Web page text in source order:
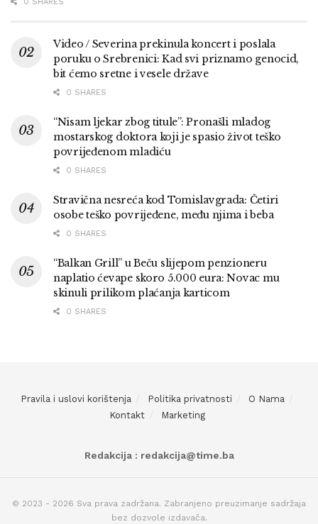
Video / Severina prekinula koncert i poslala
poruku o Srebrenici: Kad svi priznamo genocid,
bit ćemo sretne i vesele države
0 SHARES
“Nisam ljekar zbog titule”: Pronašli mladog
mostarskog doktora koji je spasio život teško
povrijeđenom mladiću
0 SHARES
Stravična nesreća kod Tomislavgrada: Četiri
osobe teško povrijeđene, među njima i beba
0 SHARES
“Balkan Grill” u Beču slijepom penzioneru
naplatio ćevape skoro 5.000 eura: Novac mu
skinuli prilikom plaćanja karticom
0 SHARES
Pravila i uslovi korištenja Politika privatnosti
O Nama
Kontakt
Marketing
Redakcija : redakcija@time.ba
© 2023 - 2026 Sva prava zadržana. Zabranjeno preuzimanje sadržaja
bez dozvole izdavača.